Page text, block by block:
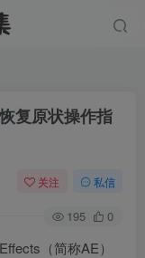
复原状操作指
关注 私信
195 0
（简称AE）